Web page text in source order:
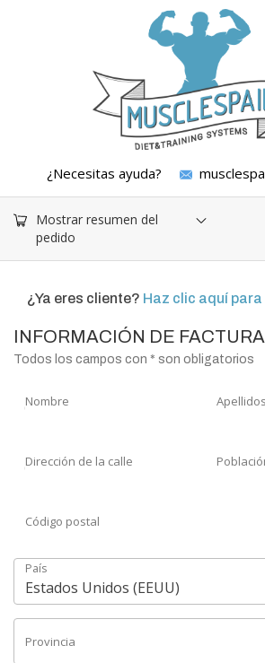
¿Necesitas ayuda?
Mostrar resumen del
pedido
¿Ya eres cliente? Haz clic aquí
INFORMACIÓN DE
Todos los campos con * son obligatorios
Nombre Apellidos
Dirección de la calle
Código postal
País
Estados Unidos (EEUU)
Provincia
Sevilla